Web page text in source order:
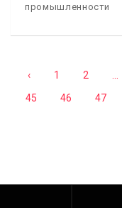
промышленности
‹ 1 2
45
46 47